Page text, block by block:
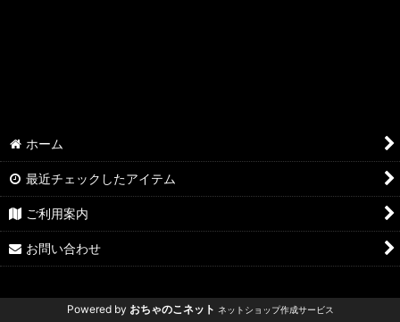
ホーム
最近チェックしたアイテム
ご利用案内
お問い合わせ
Powered by おちゃのこネット ネットショップ作成サービス